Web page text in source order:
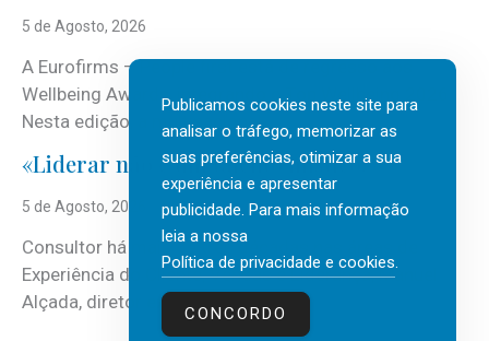
5 de Agosto, 2026
A Eurofirms – People first está de regresso aos
Wellbeing Awards, integrando o Top Wellbeing 2026.
Nesta edição, a multinacional...
«Liderar não é um talento místico.»
5 de Agosto, 2026
Consultor há mais de três décadas nas áreas de
Experiência do Cliente, Vendas e Liderança, Manuel
Alçada, diretor executivo da...
Publicamos cookies neste site para
analisar o tráfego, memorizar as
suas preferências, otimizar a sua
experiência e apresentar
publicidade. Para mais informação
leia a nossa
Política de privacidade e cookies.
CONCORDO